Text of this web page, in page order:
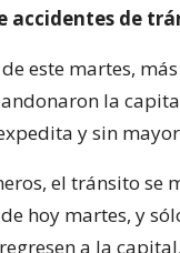
accidentes de
este martes,
la
y sin
el tránsito se
hoy martes, y
a la